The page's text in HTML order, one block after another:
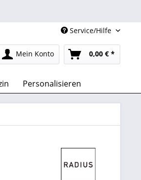
Service/Hilfe
Mein Konto 0,00 € *
Personalisieren